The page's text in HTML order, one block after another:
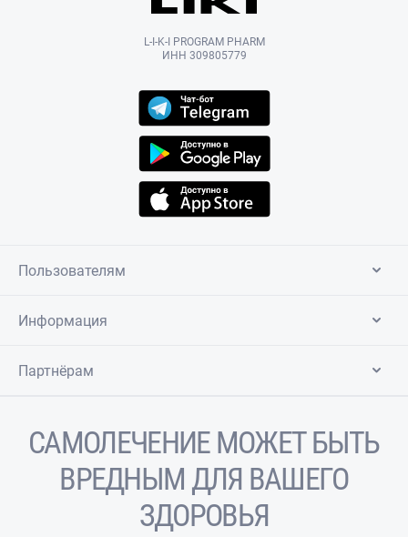
L-I-K-I PROGRAM PHARM
ИНН 309805779
Пользователям
Информация
Партнёрам
САМОЛЕЧЕНИЕ МОЖЕТ БЫТЬ
ВРЕДНЫМ ДЛЯ ВАШЕГО
ЗДОРОВЬЯ